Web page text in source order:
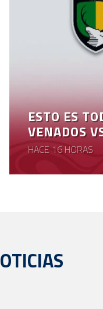
ESTO ES
VENADOS
HACE 16 HORAS